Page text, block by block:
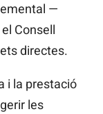
—
Consell
directes.
i la prestació
les